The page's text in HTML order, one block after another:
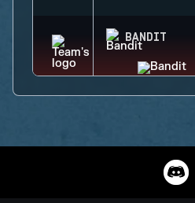
BANDIT